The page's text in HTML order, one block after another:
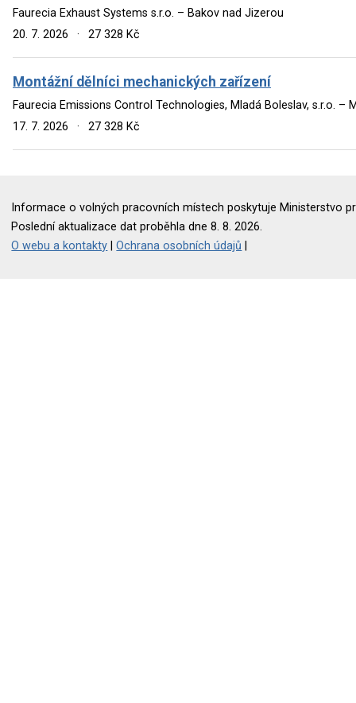
Faurecia Exhaust Systems s.r.o. – Bakov nad Jizerou
20. 7. 2026
· 27 328 Kč
Montážní dělníci mechanických zařízení
Faurecia Emissions Control Technologies, Mladá Boleslav, s.r.o. –
17. 7. 2026
· 27 328 Kč
Informace o volných pracovních místech poskytuje Ministerstvo
Poslední aktualizace dat proběhla dne 8. 8. 2026.
O webu a kontakty |Ochrana osobních údajů